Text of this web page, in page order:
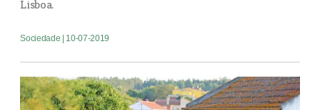
Lisboa.
Sociedade | 10-07-2019